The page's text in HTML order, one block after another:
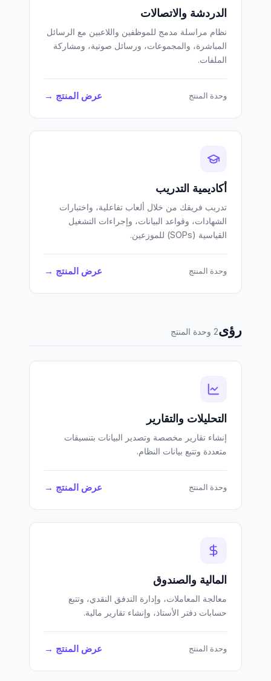
الدردشة والاتصالات
نظام مراسلة مدمج للموظفين واللاعبين مع الرسائل
المباشرة، والمجموعات، ورسائل صوتية، ومشاركة
الملفات.
وحدة المنتج عرض المنتج →
أكاديمية التدريب
تدريب فريقك من خلال ألعاب تفاعلية، واختبارات
الشهادات، وقواعد البيانات، وإجراءات التشغيل
القياسية (SOPs) للموزعين.
وحدة المنتج عرض المنتج →
رؤى2 وحدة المنتج
التحليلات والتقارير
إنشاء تقارير مخصصة وتصدير البيانات بتنسيقات
متعددة وتتبع بيانات النظام.
وحدة المنتج عرض المنتج →
المالية والصندوق
معالجة المعاملات، وإدارة التدفق النقدي، وتتبع
حسابات دفتر الأستاذ، وإنشاء تقارير مالية.
وحدة المنتج عرض المنتج →